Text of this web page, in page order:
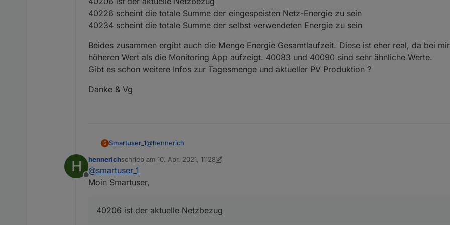
40226 scheint die totale Summe der eingespeisten Netz-Energie zu sein
40234 scheint die totale Summe der selbst verwendeten Energie zu sein
Beides zusammen ergibt auch die Menge Energie Gesamtlaufzeit. Diese ist eher real, da bei
höheren Wert als die Monitoring App aufzeigt. 40083 und 40090 sind sehr ähnliche Werte.
Gibt es schon weitere Infos zur Tagesmenge und aktueller PV Produktion ?
Danke & Vg
S Smartuser_1@hennerich
Ich kämpfe gerade leider mit den gleichen Problemen, aber die gezeigte Vorgehensweise hat
Ich habe einen SE10 K RWS Wechselrichter. Allerdings kommen bei mir teilweise Daten raus, die nicht stimmen können
40226 scheint die totale Summe der eingespeisten Netz-Energie zu sein
H
Offline
hennerichschrieb am 10. Apr. 2021, 11:28
zuletzt editiert von hennerich4. Okt. 2021, 13:28
@smartuser_1
Moin Smartuser,
40206 ist der aktuelle Netzbezug